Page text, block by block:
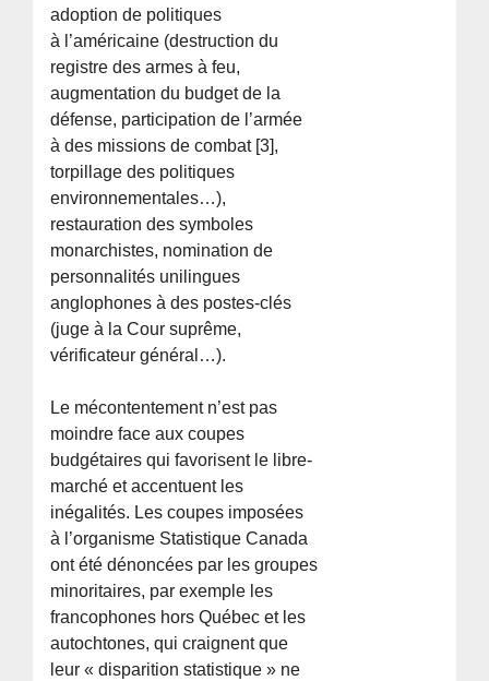
adoption de politiques
à l’américaine (destruction du
registre des armes à feu,
augmentation du budget de la
défense, participation de l’armée
à des missions de combat [3],
torpillage des politiques
environnementales…),
restauration des symboles
monarchistes, nomination de
personnalités unilingues
anglophones à des postes-clés
(juge à la Cour suprême,
vérificateur général…).
Le mécontentement n’est pas
moindre face aux coupes
budgétaires qui favorisent le libre-
marché et accentuent les
inégalités. Les coupes imposées
à l’organisme Statistique Canada
ont été dénoncées par les groupes
minoritaires, par exemple les
francophones hors Québec et les
autochtones, qui craignent que
leur « disparition statistique » ne